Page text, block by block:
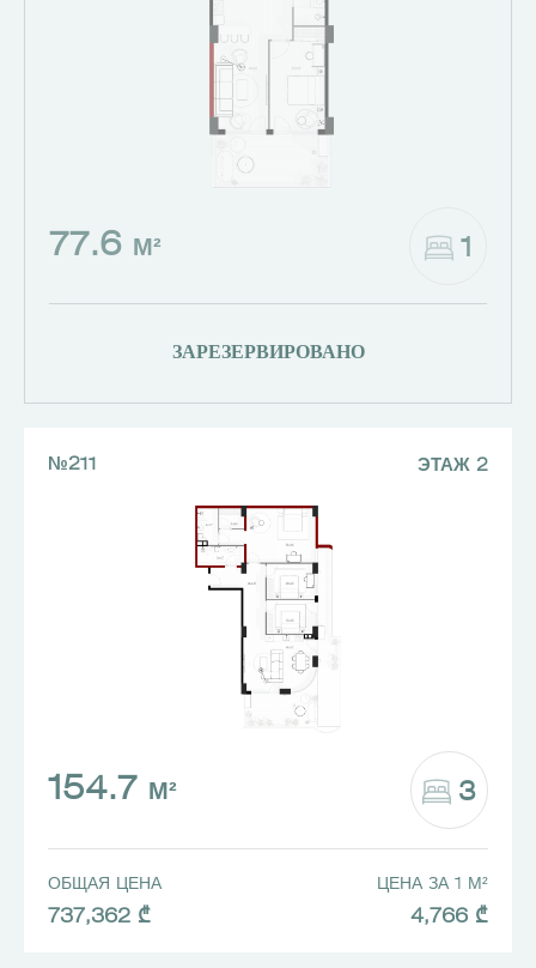
77.6 М² 1
ЗАРЕЗЕРВИРОВАНО
№211 ЭТАЖ 2
154.7 М² 3
ОБЩАЯ ЦЕНА
737,362 ₾
ЦЕНА ЗА 1 М²
4,766 ₾